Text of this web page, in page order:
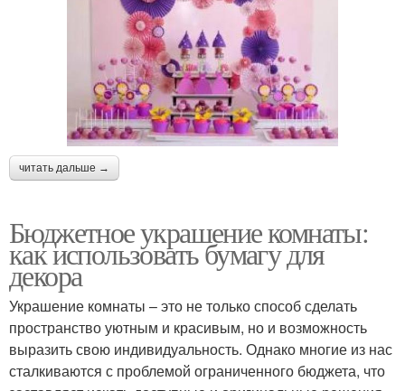
читать дальше →
Бюджетное украшение комнаты:
как использовать бумагу для
декора
Украшение комнаты – это не только способ сделать
пространство уютным и красивым, но и возможность
выразить свою индивидуальность. Однако многие из нас
сталкиваются с проблемой ограниченного бюджета, что